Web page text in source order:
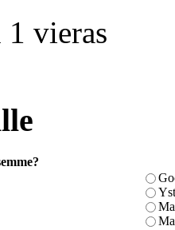
vieras